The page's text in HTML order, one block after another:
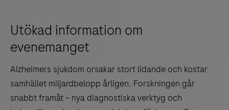
Utökad information om
evenemanget
Alzheimers sjukdom orsakar stort lidande och kostar
samhället miljardbelopp årligen. Forskningen går
snabbt framåt – nya diagnostiska verktyg och